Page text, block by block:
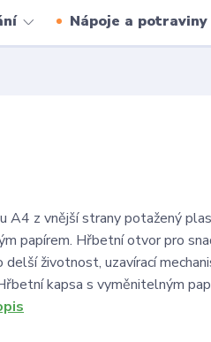
Nápoje a potraviny
A4 z vnější strany potažený
papírem. Hřbetní otvor pro
životnost, uzavírací
kapsa s vyměnitelným